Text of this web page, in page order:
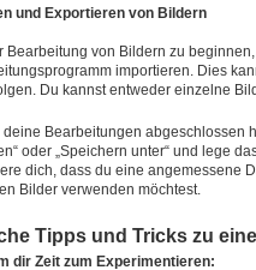
und Exportieren von Bildern
Bearbeitung von Bildern zu
importieren. Dies
Du kannst entweder einzelne
Bearbeitungen abgeschlossen
oder „Speichern unter“ und lege
dich, dass du eine angemessene
Bilder verwenden möchtest.
Tipps und Tricks zu
dir Zeit zum Experimentieren: